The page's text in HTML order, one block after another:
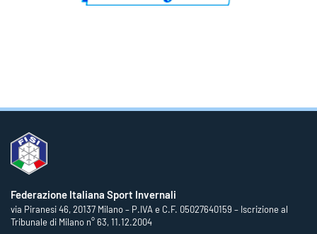
Federazione Italiana Sport Invernali
via Piranesi 46, 20137 Milano – P.IVA e C.F. 05027640159 – Iscrizione al
Tribunale di Milano n° 63, 11.12.2004